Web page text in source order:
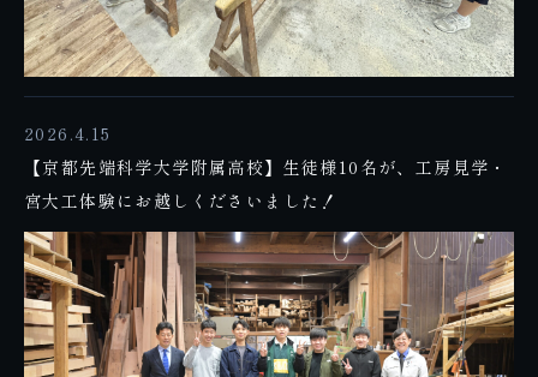
2026.4.15
【京都先端科学大学附属高校】生徒様10名が、工房見学・
宮大工体験にお越しくださいました！